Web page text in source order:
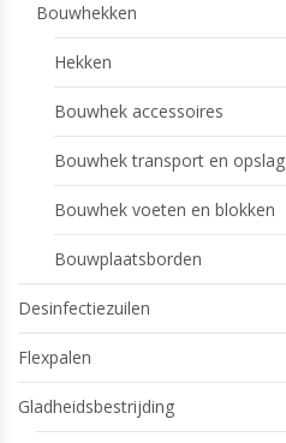
Bouwhekken
Hekken
Bouwhek accessoires
Bouwhek transport en opslag
Bouwhek voeten en blokken
Bouwplaatsborden
Desinfectiezuilen
Flexpalen
Gladheidsbestrijding